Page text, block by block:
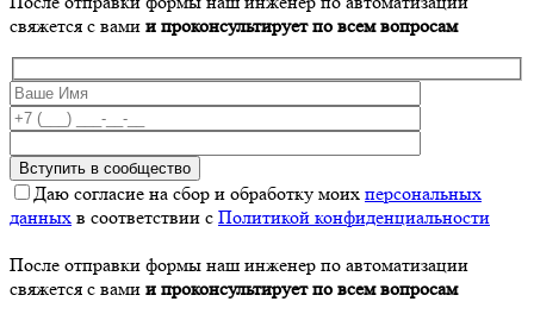
свяжется с вами и проконсультирует по всем вопросам
Даю согласие на сбор и обработку моих персональных
данных в соответствии с Политикой конфиденциальности
После отправки формы наш инженер по автоматизации
свяжется с вами и проконсультирует по всем вопросам